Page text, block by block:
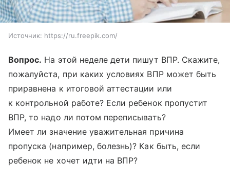
Источник: https://ru.freepik.com/
Вопрос. На этой неделе дети пишут ВПР. Скажите,
пожалуйста, при каких условиях ВПР может быть
приравнена к итоговой аттестации или
к контрольной работе? Если ребенок пропустит
ВПР, то надо ли потом переписывать?
Имеет ли значение уважительная причина
пропуска (например, болезнь)? Как быть, если
ребенок не хочет идти на ВПР?